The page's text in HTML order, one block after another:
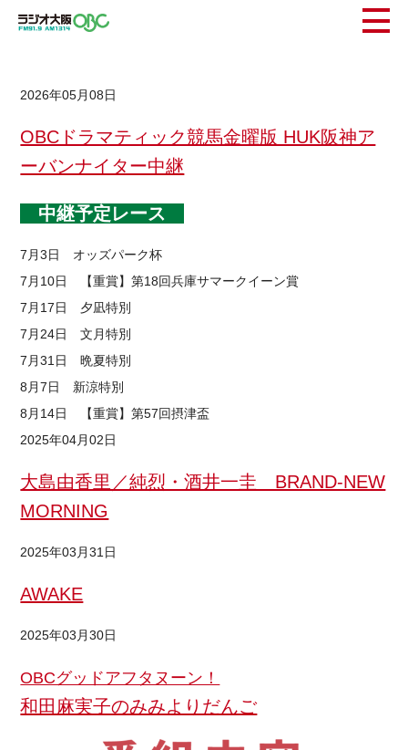
2026年05月08日
OBCドラマティック競馬金曜版 HUK阪神ア
ーバンナイター中継
中継予定レース
7月3日 オッズパーク杯
7月10日 【重賞】第18回兵庫サマークイーン賞
7月17日 夕凪特別
7月24日 文月特別
7月31日 晩夏特別
8月7日 新涼特別
8月14日 【重賞】第57回摂津盃
2025年04月02日
大島由香里／純烈・酒井一圭 BRAND-NEW
MORNING
2025年03月31日
AWAKE
2025年03月30日
OBCグッドアフタヌーン！
和田麻実子のみみよりだんご